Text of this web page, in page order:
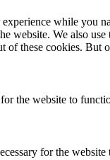
while you
website. We also
of these cookies.
the website to
for the